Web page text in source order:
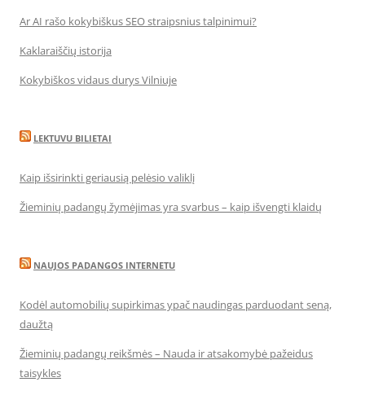
Ar AI rašo kokybiškus SEO straipsnius talpinimui?
Kaklaraiščių istorija
Kokybiškos vidaus durys Vilniuje
LEKTUVU BILIETAI
Kaip išsirinkti geriausią pelėsio valiklį
Žieminių padangų žymėjimas yra svarbus – kaip išvengti klaidų
NAUJOS PADANGOS INTERNETU
Kodėl automobilių supirkimas ypač naudingas parduodant seną,
daužtą
Žieminių padangų reikšmės – Nauda ir atsakomybė pažeidus
taisykles